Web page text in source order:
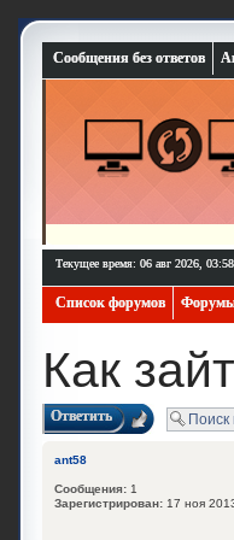
Сообщения без ответов
Текущее время: 06 авг 2026, 03:58
Список форумов
Как
Ответить
ant58
Сообщения: 1
Зарегистрирован: 17 ноя